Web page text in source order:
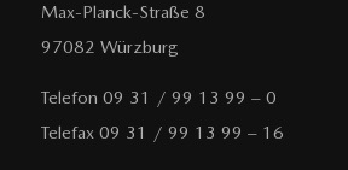
Max-Planck-Straße 8
97082 Würzburg
Telefon 09 31 / 99 13 99 – 0
Telefax 09 31 / 99 13 99 – 16